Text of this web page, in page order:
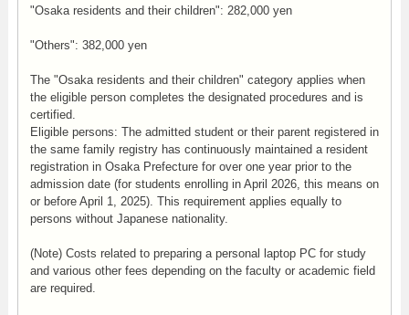
"Osaka residents and their children": 282,000 yen
"Others": 382,000 yen
The "Osaka residents and their children" category applies when
the eligible person completes the designated procedures and is
certified.
Eligible persons: The admitted student or their parent registered in
the same family registry has continuously maintained a resident
registration in Osaka Prefecture for over one year prior to the
admission date (for students enrolling in April 2026, this means on
or before April 1, 2025). This requirement applies equally to
persons without Japanese nationality.
(Note) Costs related to preparing a personal laptop PC for study
and various other fees depending on the faculty or academic field
are required.